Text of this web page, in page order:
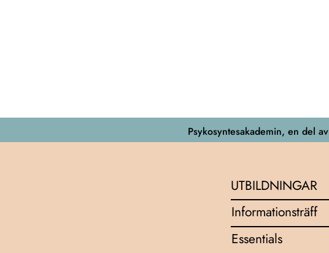
Psykosyntesakademin, en del av
UTBILDNINGAR
Informationsträff
Essentials